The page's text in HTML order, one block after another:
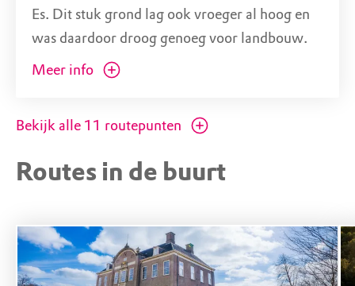
Es. Dit stuk grond lag ook vroeger al hoog en
was daardoor droog genoeg voor landbouw.
Om de es vruchtbaar te houden werd de
opgehoogd.
Tegenwoordig wordt hier biologisch graan
zonder kunstmest en bestrijdingsmiddelen is
vriendelijk voor de natuur, die hier nu weer de
ruimte krijgt. In de zomer levert dit een
Meer info
Bekijk alle 11 routepunten
Routes in de buurt